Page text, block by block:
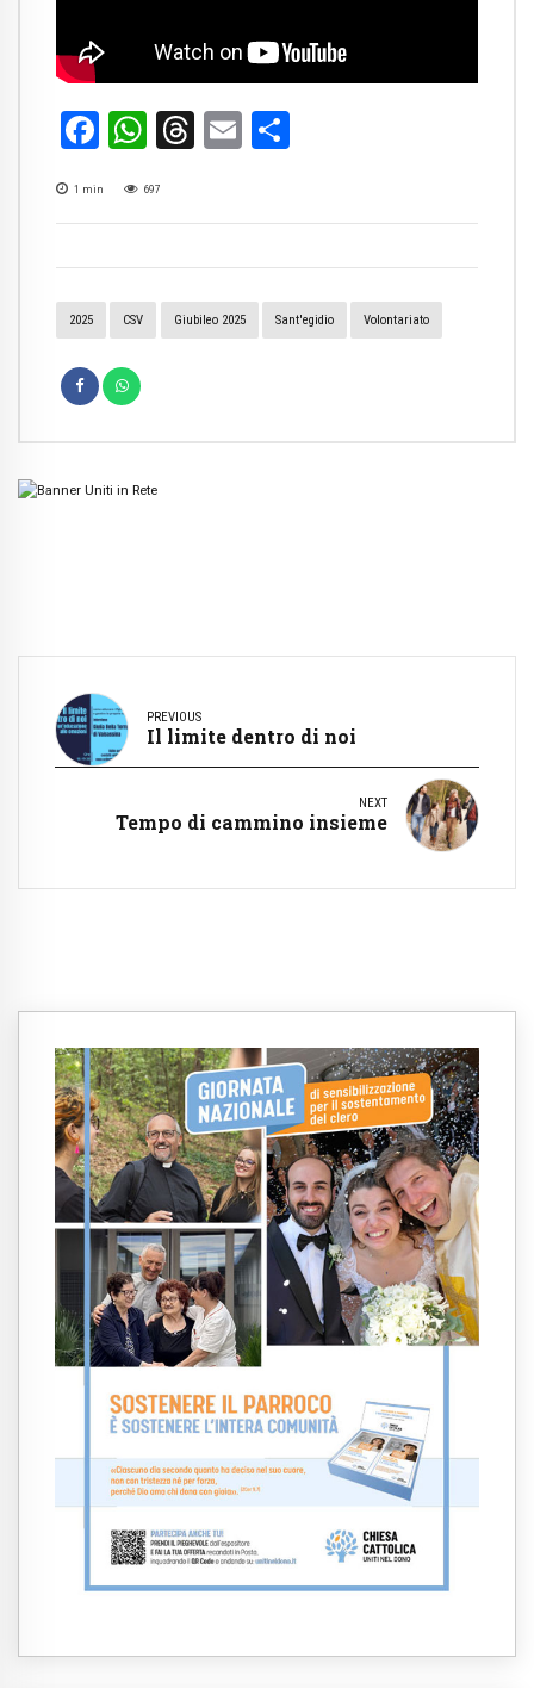
Facebook
WhatsApp
Threads
Email
1 min 697
2025 CSV Giubileo 2025 Sant'egidio Volontariato
PREVIOUS
Il limite dentro di noi
NEXT
Tempo di cammino insieme